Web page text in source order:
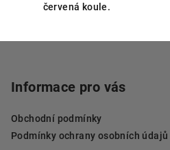
červená koule.
Informace pro vás
Obchodní podmínky
Podmínky ochrany osobních údajů